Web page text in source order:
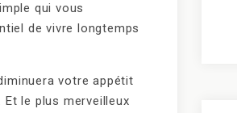
qui vous
de vivre longtemps
votre appétit
le plus merveilleux